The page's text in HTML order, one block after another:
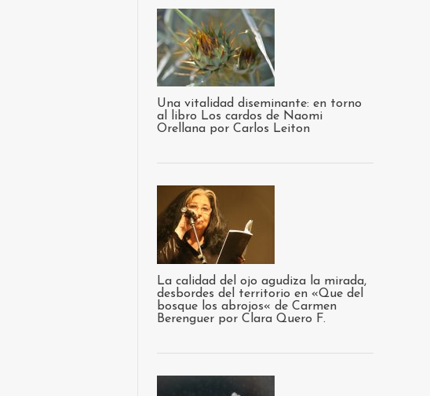
Una vitalidad diseminante: en torno
al libro Los cardos de Naomi
Orellana por Carlos Leiton
La calidad del ojo agudiza la mirada,
desbordes del territorio en «Que del
bosque los abrojos« de Carmen
Berenguer por Clara Quero F.